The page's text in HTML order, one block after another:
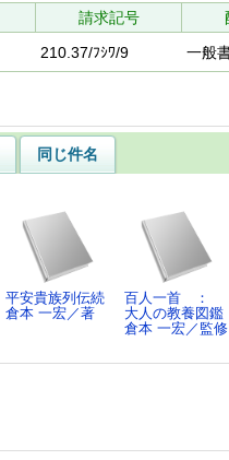
請求記号
210.37/ﾌｼﾜ/9 一般
同じ件名
平安貴族列伝続
倉本 一宏／著
百人一首 ：
大人の教養図鑑
倉本 一宏／監修